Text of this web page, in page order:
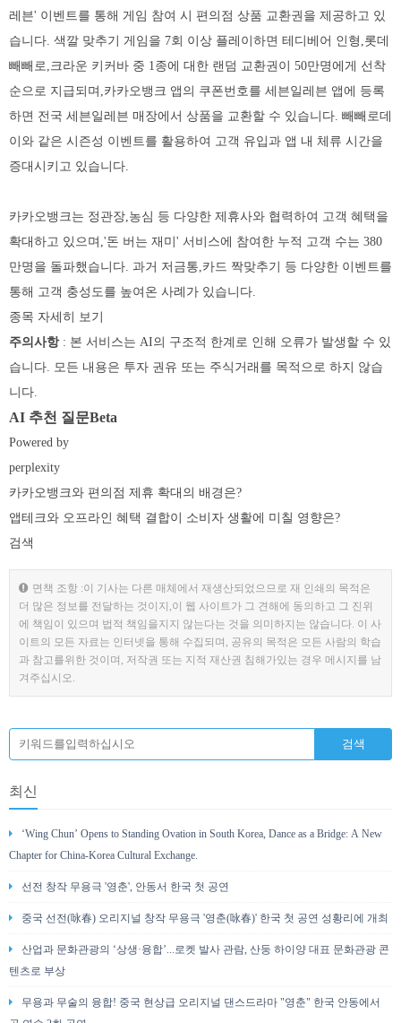
레븐' 이벤트를 통해 게임 참여 시 편의점 상품 교환권을 제공하고 있
습니다. 색깔 맞추기 게임을 7회 이상 플레이하면 테디베어 인형,롯데
빼빼로,크라운 키커바 중 1종에 대한 랜덤 교환권이 50만명에게 선착
순으로 지급되며,카카오뱅크 앱의 쿠폰번호를 세븐일레븐 앱에 등록
하면 전국 세븐일레븐 매장에서 상품을 교환할 수 있습니다. 빼빼로데
이와 같은 시즌성 이벤트를 활용하여 고객 유입과 앱 내 체류 시간을
증대시키고 있습니다.
카카오뱅크는 정관장,농심 등 다양한 제휴사와 협력하여 고객 혜택을
확대하고 있으며,'돈 버는 재미' 서비스에 참여한 누적 고객 수는 380
만명을 돌파했습니다. 과거 저금통,카드 짝맞추기 등 다양한 이벤트를
통해 고객 충성도를 높여온 사례가 있습니다.
종목 자세히 보기
주의사항: 본 서비스는 AI의 구조적 한계로 인해 오류가 발생할 수 있
습니다. 모든 내용은 투자 권유 또는 주식거래를 목적으로 하지 않습
니다.
AI 추천 질문Beta
Powered by
perplexity
카카오뱅크와 편의점 제휴 확대의 배경은?
앱테크와 오프라인 혜택 결합이 소비자 생활에 미칠 영향은?
검색
면책 조항 :이 기사는 다른 매체에서 재생산되었으므로 재 인쇄의 목적은
더 많은 정보를 전달하는 것이지,이 웹 사이트가 그 견해에 동의하고 그 진위
에 책임이 있으며 법적 책임을지지 않는다는 것을 의미하지는 않습니다. 이 사
이트의 모든 자료는 인터넷을 통해 수집되며, 공유의 목적은 모든 사람의 학습
과 참고를위한 것이며, 저작권 또는 지적 재산권 침해가있는 경우 메시지를 남
겨주십시오.
최신
‘Wing Chun’ Opens to Standing Ovation in South Korea, Dance as a Bridge: A New
Chapter for China-Korea Cultural Exchange.
선전 창작 무용극 '영춘', 안동서 한국 첫 공연
중국 선전(咏春) 오리지널 창작 무용극 '영춘(咏春)' 한국 첫 공연 성황리에 개최
산업과 문화관광의 ‘상생·융합’...로켓 발사 관람, 산둥 하이양 대표 문화관광 콘
텐츠로 부상
무용과 무술의 융합! 중국 현상급 오리지널 댄스드라마 "영춘" 한국 안동에서